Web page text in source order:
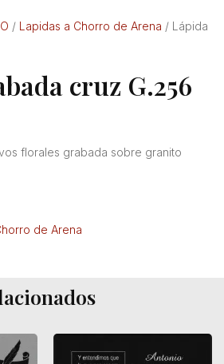
/ Lapidas a Chorro de Arena / Lápida
cruz G.256
florales grabada sobre granito
de Arena